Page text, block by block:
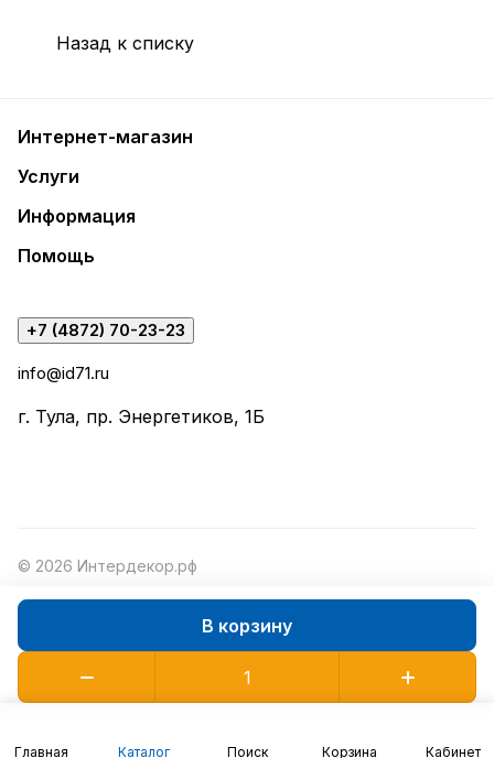
В корзину
Назад к списку
Главная Каталог Поиск Корзина Кабинет
Интернет-магазин
Услуги
Информация
Помощь
+7 (4872) 70-23-23
info@id71.ru
г. Тула, пр. Энергетиков, 1Б
© 2026 Интердекор.рф